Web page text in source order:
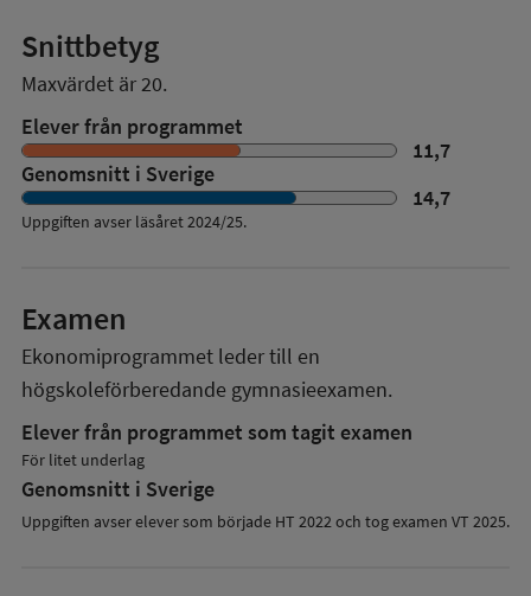
Snittbetyg
Maxvärdet är 20.
Elever från programmet
11,7
Genomsnitt i Sverige
14,7
Uppgiften avser läsåret2024/25.
Examen
Ekonomiprogrammet leder till en
högskoleförberedande gymnasieexamen.
Elever från programmet som tagit examen
För litet underlag
Genomsnitt i Sverige
Uppgiften avser elever som började HT 2022 och tog examen VT 2025.